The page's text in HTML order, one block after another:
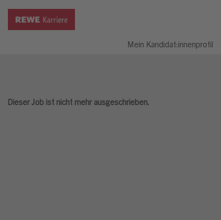
Mein Kandidat:innenprofil
Dieser Job ist nicht mehr ausgeschrieben.